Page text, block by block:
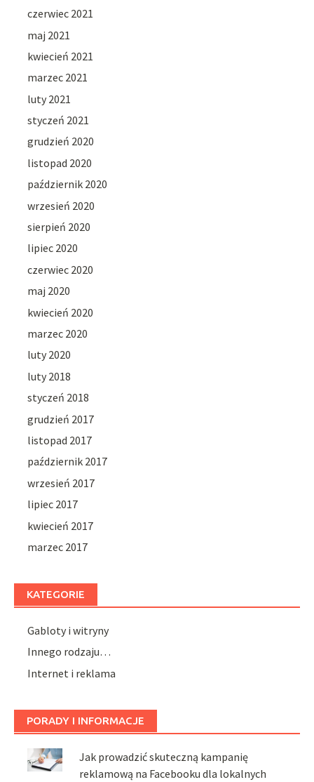
czerwiec 2021
maj 2021
kwiecień 2021
marzec 2021
luty 2021
styczeń 2021
grudzień 2020
listopad 2020
październik 2020
wrzesień 2020
sierpień 2020
lipiec 2020
czerwiec 2020
maj 2020
kwiecień 2020
marzec 2020
luty 2020
luty 2018
styczeń 2018
grudzień 2017
listopad 2017
październik 2017
wrzesień 2017
lipiec 2017
kwiecień 2017
marzec 2017
KATEGORIE
Gabloty i witryny
Innego rodzaju…
Internet i reklama
PORADY I INFORMACJE
Jak prowadzić skuteczną kampanię
reklamową na Facebooku dla lokalnych